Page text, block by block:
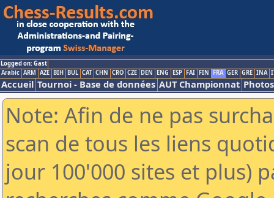
Logged on: Gast
Arabic ARM AZE BIH BUL CAT CHN CRO CZE DEN ENG ESP FAI FIN FRA GER GRE INA
Accueil Tournoi - Base de données AUT Championnat Photos
Note: Afin de ne pas
scan de tous les liens
jour 100'000 sites et plus)